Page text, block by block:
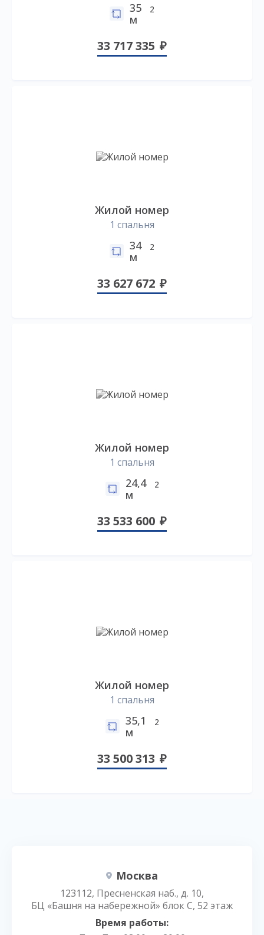
35
м
2
33 717 335
Жилой номер
1 спальня
34
м
2
33 627 672
Жилой номер
1 спальня
24,4
м
2
33 533 600
Жилой номер
1 спальня
35,1
м
2
33 500 313
Москва
123112, Пресненская наб., д. 10,
БЦ «Башня на набережной» блок С, 52 этаж
Время работы: